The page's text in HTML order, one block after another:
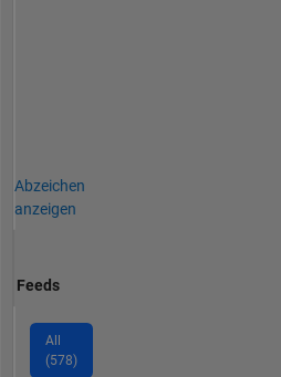
Abzeichen
anzeigen
Feeds
All
(578)